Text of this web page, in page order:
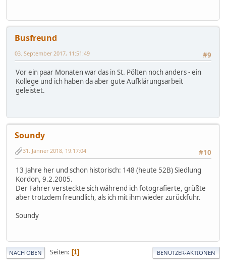
Busfreund
#9
03. September 2017, 11:51:49
Vor ein paar Monaten war das in St. Pölten noch anders - ein
Kollege und ich haben da aber gute Aufklärungsarbeit
geleistet.
Soundy
#10
31. Jänner 2018, 19:17:04
13 Jahre her und schon historisch: 148 (heute 52B) Siedlung
Kordon, 9.2.2005.
Der Fahrer versteckte sich während ich fotografierte, grüßte
aber trotzdem freundlich, als ich mit ihm wieder zurückfuhr.
Soundy
NACH OBEN Seiten 1 BENUTZER-AKTIONEN